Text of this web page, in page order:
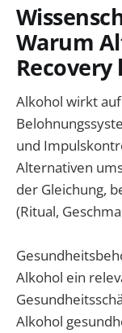
Warum
Alkohol wirkt
und
Alternativen
der Gleichung,
(Ritual,
Alkohol ein
Alkohol